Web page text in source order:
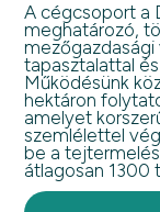
A cégcsoport a
meghatározó,
tapasztalattal
Működésünk
hektáron
amelyet
szemlélettel
be a
átlagosan 1300